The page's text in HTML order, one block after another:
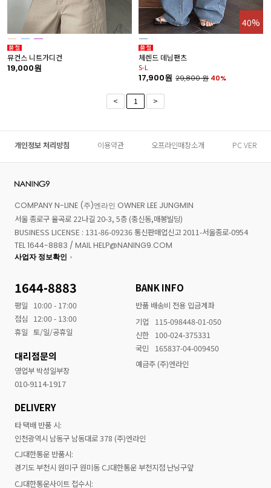
뮤컨스 니트가디건
19,000원
40%
체렌드 데님팬츠
S-L
17,900원 29,800원 40%
< 1 >
개인정보 처리방침 이용약관 오프라인매장소개 PC VER
COMPANY N-LINE (주)엔라인 OWNER LEE JUNGMIN
서울 종로구 율곡로 22나길 20-3, 5층 (충신동,매봉빌딩)
BUSINESS LICENSE : 131-86-09236 통신판매업신고 2011-서울종로-0954
TEL 1644-8883 / MAIL HELP@NANING9.COM
사업자 정보확인
1644-8883
평일
10:00 - 17:00
점심
12:00 - 13:00
휴일 토/일/공휴일
대리점문의
영업부 박성일부장
010-9114-1917
BANK INFO
반품 배송비 전용 입금계좌
기업
115-098448-01-050
신한
100-024-375331
국민
165837-04-009450
예금주 (주)엔라인
DELIVERY
타 택배 반품 시:
인천광역시 남동구 남동대로 378 (주)엔라인
CJ대한통운 반품시:
경기도 부천시 원미구 원미동 CJ대한통운 부천지점 난닝구앞
CJ대한통운사이트 접수시: